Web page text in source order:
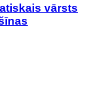
vārsts